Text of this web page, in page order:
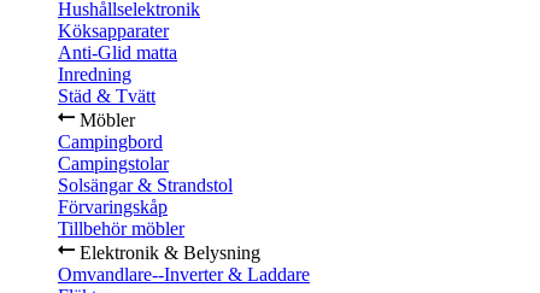
Hushållselektronik
Köksapparater
Anti-Glid matta
Inredning
Städ & Tvätt
Möbler
Campingbord
Campingstolar
Solsängar & Strandstol
Förvaringskåp
Tillbehör möbler
Elektronik & Belysning
Omvandlare--Inverter & Laddare